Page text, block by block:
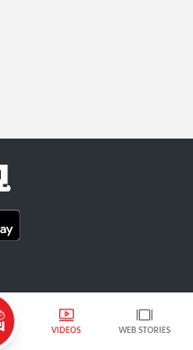
VIDEOS WEB STORIES